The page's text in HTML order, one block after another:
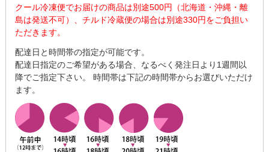
クール冷凍便でお届けの商品は別途500円（北海道・沖縄・離
島は発送不可）、チルド冷蔵便の場合は別途330円をご負担い
ただきます。
配達日と時間帯の指定が可能です。
配達日指定のご希望がある場合、なるべく発注日より1週間以
降でご指定下さい。 時間帯は下記の時間帯からお選びいただけ
ます。